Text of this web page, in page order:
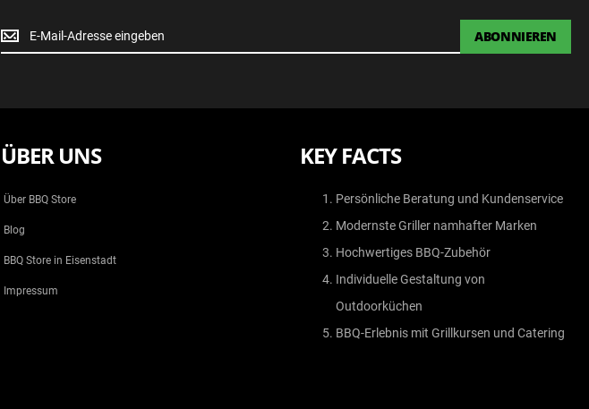
Newsletter
Anmeldung
ABONNIEREN
ÜBER UNS
Über BBQ Store
Blog
BBQ Store in Eisenstadt
Impressum
KEY FACTS
Persönliche Beratung und Kundenservice
Modernste Griller namhafter Marken
Hochwertiges BBQ-Zubehör
Individuelle Gestaltung von
Outdoorküchen
BBQ-Erlebnis mit Grillkursen und Catering